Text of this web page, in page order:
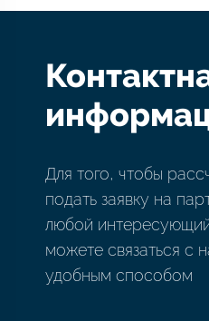
Для того, чтобы
подать заявку на
любой
можете связаться с
удобным способом